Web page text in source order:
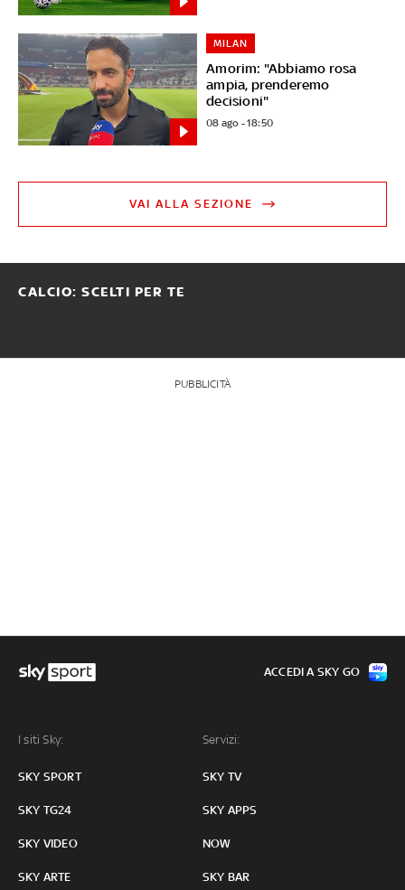
Amorim: "Abbiamo rosa
ampia, prenderemo
decisioni"
MILAN
08 ago - 18:50
VAI ALLA SEZIONE
CALCIO: SCELTI PER TE
PUBBLICITÀ
I siti Sky:
SKY SPORT
SKY TG24
SKY VIDEO
SKY ARTE
Servizi:
SKY TV
SKY APPS
NOW
SKY BAR
ACCEDI A SKY GO